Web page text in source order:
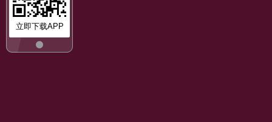
立即下载APP